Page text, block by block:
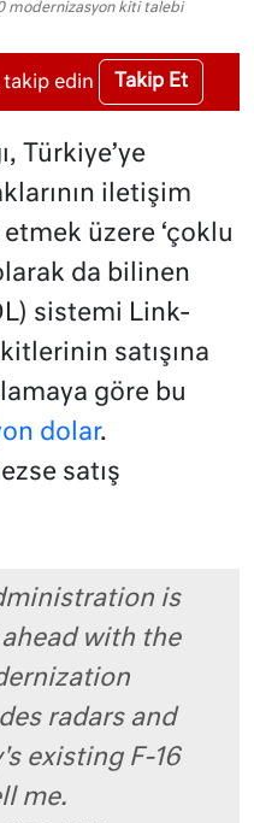
modernizasyon kiti talebi
takip edin Takip Et
Türkiye’ye
iletişim
üzere ‘çoklu
da bilinen
sistemi Link-
satışına
göre bu
dolar.
satış
is
with the
radars and
existing F-16
me.